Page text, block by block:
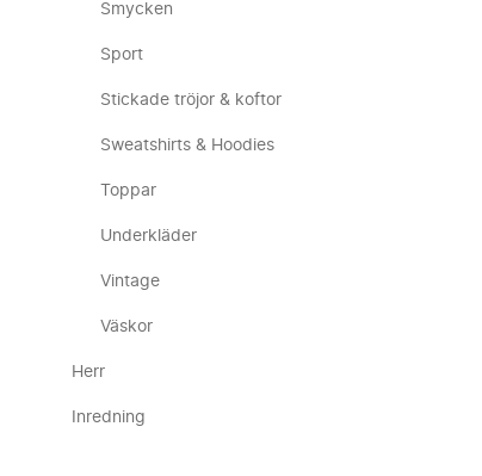
Smycken
Sport
Stickade tröjor & koftor
Sweatshirts & Hoodies
Toppar
Underkläder
Vintage
Väskor
Herr
Inredning